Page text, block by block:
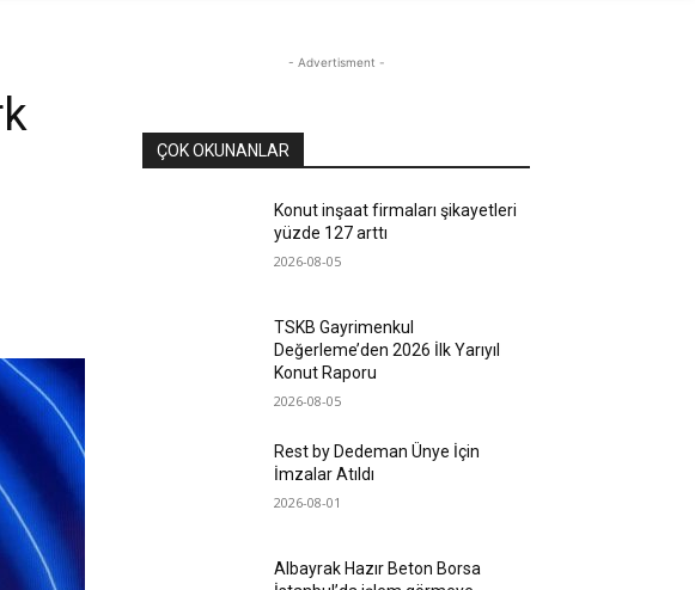
- Advertisment -
ÇOK OKUNANLAR
Konut inşaat firmaları şikayetleri
yüzde 127 arttı
2026-08-05
TSKB Gayrimenkul
Değerleme’den 2026 İlk Yarıyıl
Konut Raporu
2026-08-05
Rest by Dedeman Ünye İçin
İmzalar Atıldı
2026-08-01
Albayrak Hazır Beton Borsa